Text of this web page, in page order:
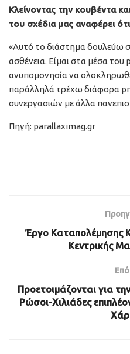
Κλείνοντας την κουβέντα
του σχέδια μας αναφέρει
«Αυτό το διάστημα δουλεύω
ασθένεια. Είμαι στα μέσα
ανυπομονησία να
παράλληλά τρέχω διάφορα
συνεργασιών με άλλα
Πηγή: parallaximag.gr
Έργο Καταπολέμησης
Κεντρικής
Προετοιμάζονται για
Ρώσοι-Χιλιάδες